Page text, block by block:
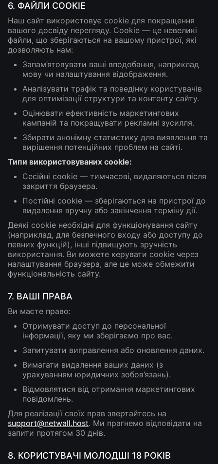
6. ФАЙЛИ COOKIE
Наш сайт використовує cookie для покращення
вашого досвіду перегляду. Cookie — це невеликі
файли, що зберігаються на вашому пристрої, які
дозволяють нам:
Запам’ятовувати ваші вподобання, наприклад
мову чи налаштування відображення.
Аналізувати трафік та поведінку користувачів
для оптимізації структури та контенту сайту.
Оцінювати ефективність маркетингових
кампаній та покращувати рекламні зусилля.
Збирати анонімну статистику для виявлення та
вирішення потенційних проблем на сайті.
Типи використовуваних cookie:
Сесійні cookie — тимчасові, видаляються після
закриття браузера.
Постійні cookie — зберігаються на пристрої до
видалення вручну або закінчення терміну дії.
Деякі cookie необхідні для функціонування сайту
(наприклад, для безпечного входу або доступу до
певних функцій), інші підвищують зручність
використання. Ви можете керувати cookie через
налаштування браузера, але це може обмежити
функціональність сайту.
7. ВАШІ ПРАВА
Ви маєте право:
Отримувати доступ до персональної
інформації, яку ми зберігаємо про вас.
Запитувати виправлення або оновлення даних.
Вимагати видалення ваших даних (з
урахуванням юридичних зобов’язань).
Відмовлятися від отримання маркетингових
повідомлень.
Для реалізації своїх прав звертайтесь на
support@netwall.host. Ми прагнемо відповідати на
запити протягом 30 днів.
8. КОРИСТУВАЧІ МОЛОДШІ 18 РОКІВ